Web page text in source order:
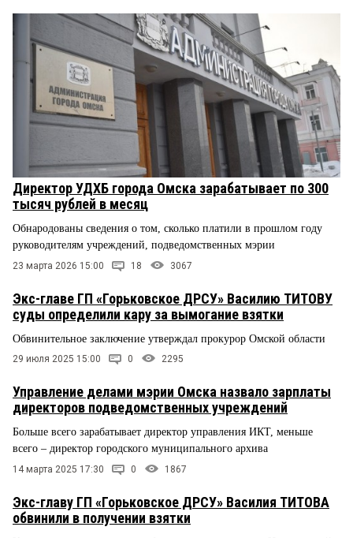
СТИЛЬ ЖИЗНИ
Директор УДХБ города Омска зарабатывает по 300
тысяч рублей в месяц
Обнародованы сведения о том, сколько платили в прошлом году
руководителям учреждений, подведомственных мэрии
23 марта 2026 15:00 18 3067
Экс-главе ГП «Горьковское ДРСУ» Василию ТИТОВУ
суды определили кару за вымогание взятки
Обвинительное заключение утверждал прокурор Омской области
29 июля 2025 15:00 0 2295
Управление делами мэрии Омска назвало зарплаты
директоров подведомственных учреждений
Больше всего зарабатывает директор управления ИКТ, меньше
всего – директор городского муниципального архива
14 марта 2025 17:30 0 1867
Экс-главу ГП «Горьковское ДРСУ» Василия ТИТОВА
обвинили в получении взятки